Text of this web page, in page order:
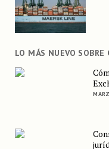
LO MÁS NUEVO SOBRE